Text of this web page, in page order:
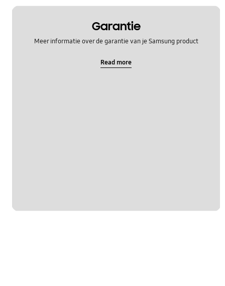
Garantie
Meer informatie over de garantie van je Samsung product
Read more